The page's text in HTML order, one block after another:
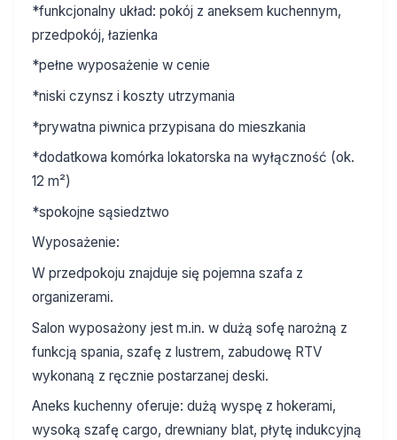
*funkcjonalny układ: pokój z aneksem kuchennym,
przedpokój, łazienka
*pełne wyposażenie w cenie
*niski czynsz i koszty utrzymania
*prywatna piwnica przypisana do mieszkania
*dodatkowa komórka lokatorska na wyłączność (ok.
12 m²)
*spokojne sąsiedztwo
Wyposażenie:
W przedpokoju znajduje się pojemna szafa z
organizerami.
Salon wyposażony jest m.in. w dużą sofę narożną z
funkcją spania, szafę z lustrem, zabudowę RTV
wykonaną z ręcznie postarzanej deski.
Aneks kuchenny oferuje: dużą wyspę z hokerami,
wysoką szafę cargo, drewniany blat, płytę indukcyjną